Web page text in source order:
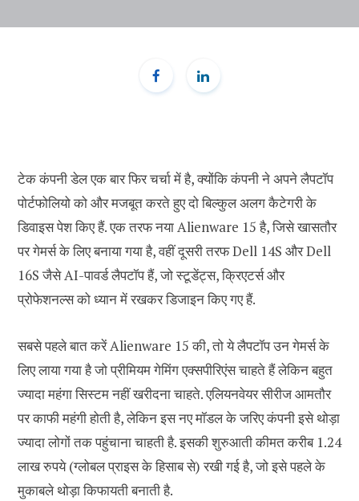
टेक कंपनी डेल एक बार फिर चर्चा में है, क्योंकि कंपनी ने अपने लैपटॉप
पोर्टफोलियो को और मजबूत करते हुए दो बिल्कुल अलग कैटेगरी के
डिवाइस पेश किए हैं. एक तरफ नया Alienware 15 है, जिसे खासतौर
पर गेमर्स के लिए बनाया गया है, वहीं दूसरी तरफ Dell 14S और Dell
16S जैसे AI-पावर्ड लैपटॉप हैं, जो स्टूडेंट्स, क्रिएटर्स और
प्रोफेशनल्स को ध्यान में रखकर डिजाइन किए गए हैं.
सबसे पहले बात करें Alienware 15 की, तो ये लैपटॉप उन गेमर्स के
लिए लाया गया है जो प्रीमियम गेमिंग एक्सपीरिएंस चाहते हैं लेकिन बहुत
ज्यादा महंगा सिस्टम नहीं खरीदना चाहते. एलियनवेयर सीरीज आमतौर
पर काफी महंगी होती है, लेकिन इस नए मॉडल के जरिए कंपनी इसे थोड़ा
ज्यादा लोगों तक पहुंचाना चाहती है. इसकी शुरुआती कीमत करीब 1.24
लाख रुपये (ग्लोबल प्राइस के हिसाब से) रखी गई है, जो इसे पहले के
मुकाबले थोड़ा किफायती बनाती है.